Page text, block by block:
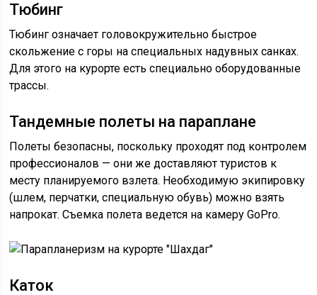
Тюбинг
Тюбинг означает головокружительно быстрое
скольжение с горы на специальных надувных санках.
Для этого на курорте есть специально оборудованные
трассы.
Тандемные полеты на параплане
Полеты безопасны, поскольку проходят под контролем
профессионалов — они же доставляют туристов к
месту планируемого взлета. Необходимую экипировку
(шлем, перчатки, специальную обувь) можно взять
напрокат. Съемка полета ведется на камеру GoPro.
Каток